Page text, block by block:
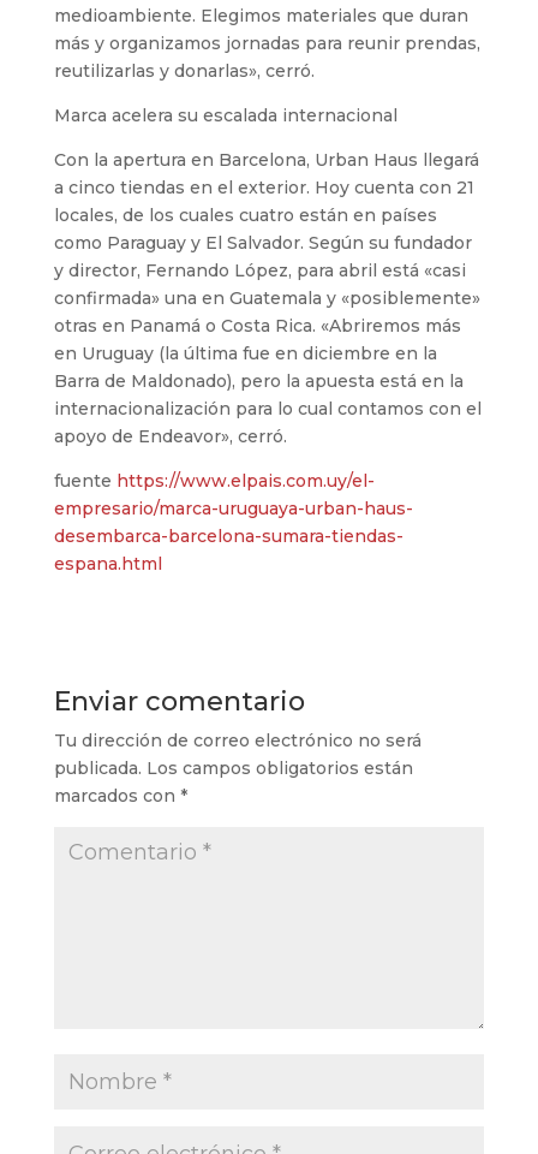
medioambiente. Elegimos materiales que duran
más y organizamos jornadas para reunir prendas,
reutilizarlas y donarlas», cerró.
Marca acelera su escalada internacional
Con la apertura en Barcelona, Urban Haus llegará
a cinco tiendas en el exterior. Hoy cuenta con 21
locales, de los cuales cuatro están en países
como Paraguay y El Salvador. Según su fundador
y director, Fernando López, para abril está «casi
confirmada» una en Guatemala y «posiblemente»
otras en Panamá o Costa Rica. «Abriremos más
en Uruguay (la última fue en diciembre en la
Barra de Maldonado), pero la apuesta está en la
internacionalización para lo cual contamos con el
apoyo de Endeavor», cerró.
fuente https://www.elpais.com.uy/el-
empresario/marca-uruguaya-urban-haus-
desembarca-barcelona-sumara-tiendas-
espana.html
Enviar comentario
Tu dirección de correo electrónico no será
publicada. Los campos obligatorios están
marcados con *